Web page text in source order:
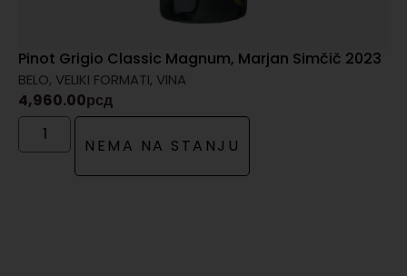
Pinot Grigio Classic Magnum, Marjan Simčič 2023
BELO, VELIKI FORMATI, VINA
4,960.00рсд
NEMA NA STANJU